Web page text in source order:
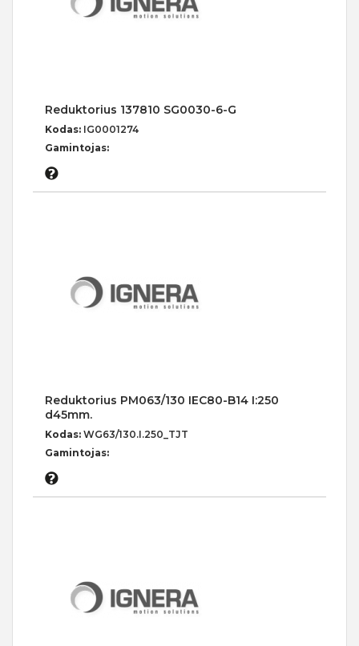
Reduktorius 137810 SG0030-6-G
Kodas: IG0001274
Gamintojas:
Reduktorius PM063/130 IEC80-B14 I:250
d45mm.
Kodas: WG63/130.I.250_TJT
Gamintojas: